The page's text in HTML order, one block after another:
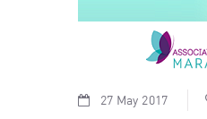
27 May 2017